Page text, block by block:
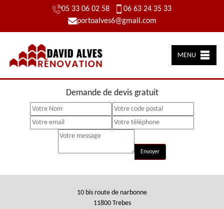
05 33 06 02 58
06 63 24 35 33
portoalves6@gmail.com
MENU
Demande de devis gratuit
10 bis route de narbonne
11800 Trebes